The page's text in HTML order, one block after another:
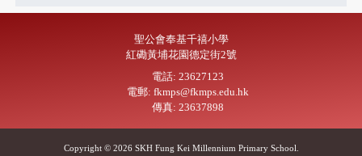
聖公會奉基千禧小學
紅磡黃埔花園德定街2號
電話: 23627123
電郵: fkmps@fkmps.edu.hk
傳真: 23637898
Copyright © 2026 SKH Fung Kei Millennium Primary School.